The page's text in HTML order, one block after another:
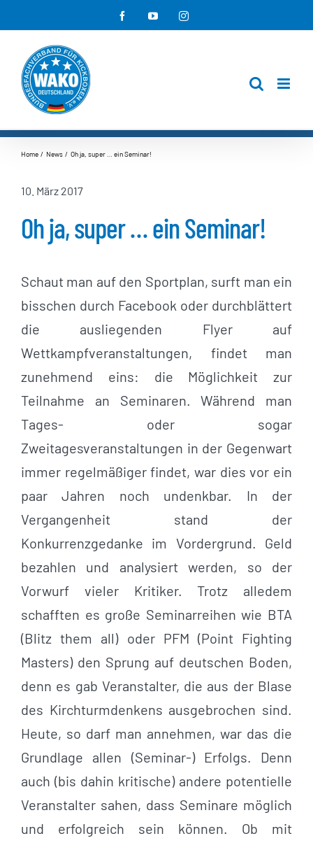
Inhalt
springen
FacebookYouTubeInstagram
Home News Oh ja, super … ein Seminar!
10. März 2017
Oh ja, super … ein Seminar!
Schaut man auf den Sportplan, surft man ein
bisschen durch Facebook oder durchblättert
die ausliegenden Flyer auf
Wettkampfveranstaltungen, findet man
zunehmend eins: die Möglichkeit zur
Teilnahme an Seminaren. Während man
Tages- oder sogar
Zweitagesveranstaltungen in der Gegenwart
immer regelmäßiger findet, war dies vor ein
paar Jahren noch undenkbar. In der
Vergangenheit stand der
Konkurrenzgedanke im Vordergrund. Geld
bezahlen und analysiert werden, so der
Vorwurf vieler Kritiker. Trotz alledem
schafften es große Seminarreihen wie BTA
(Blitz them all) oder PFM (Point Fighting
Masters) den Sprung auf deutschen Boden,
denn es gab Veranstalter, die aus der Blase
des Kirchturmdenkens ausgebrochen sind.
Heute, so darf man annehmen, war das die
Grundlage allen (Seminar-) Erfolgs. Denn
auch (bis dahin kritische) andere potentielle
Veranstalter sahen, dass Seminare möglich
und erfolgreich sein können. Ob mit